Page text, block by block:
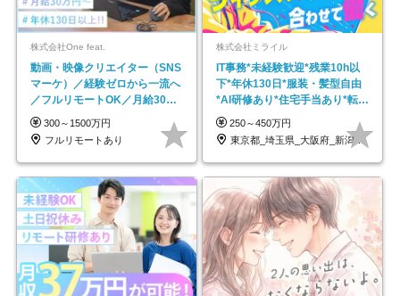
株式会社One feat.
動画・映像クリエイター（SNS
マーケ）／経験ゼロから一流へ
／フルリモートOK／月給30万
円～／年休130日以上
300～1500万円
フルリモートあり
株式会社ミライル
IT事務*未経験歓迎*残業10h以
下*年休130日*服装・髪型自由
*AI研修あり*住宅手当あり*転勤
なし
250～450万円
東京都_埼玉県_大阪府_新潟県_福岡県